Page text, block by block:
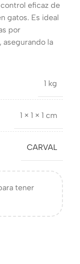
eficaz de
gatos. Es ideal
por
asegurando la
1 kg
1 × 1 × 1 cm
CARVAL
tener